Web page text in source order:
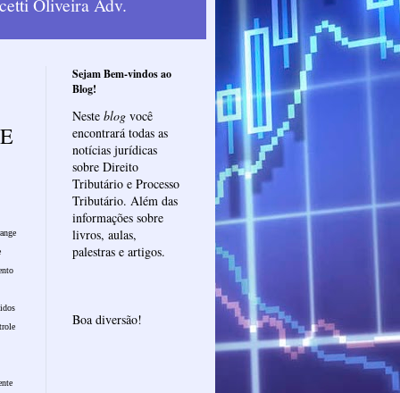
Sejam Bem-vindos ao
Blog!
Neste blog você
encontrará todas as
notícias jurídicas
sobre Direito
Tributário e Processo
Tributário. Além das
informações sobre
livros, aulas,
palestras e artigos.
Boa diversão!